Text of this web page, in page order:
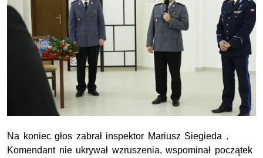
Na koniec głos zabrał inspektor Mariusz Siegieda .
Komendant nie ukrywał wzruszenia, wspominał początek